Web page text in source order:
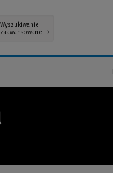
Wyszukiwanie
zaawansowane